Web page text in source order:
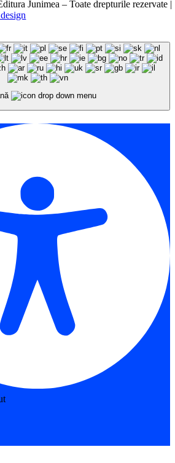
Junimea – Toate drepturile rezervate |